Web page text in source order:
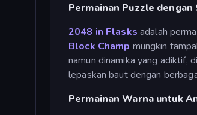
Permainan Puzzle
2048 in Flasks adalah
Block Champ mungkin
namun dinamika yang adiktif,
lepaskan baut dengan
Permainan Warna untuk